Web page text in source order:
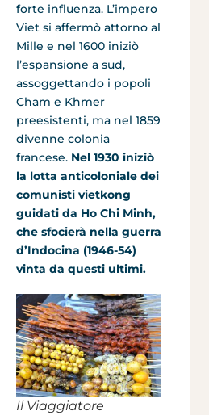
forte influenza. L’impero
Viet si affermò attorno al
Mille e nel 1600 iniziò
l’espansione a sud,
assoggettando i popoli
Cham e Khmer
preesistenti, ma nel 1859
divenne colonia
francese. Nel 1930 iniziò
la lotta anticoloniale dei
comunisti vietkong
guidati da Ho Chi Minh,
che sfocierà nella guerra
d’Indocina (1946-54)
vinta da questi ultimi.
Il Viaggiatore